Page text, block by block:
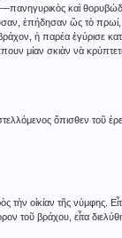
―πανηγυρικὸς καὶ
ἐπήδησαν ὣς τὸ πρωί,
ἡ παρέα ἐγύρισε
μίαν σκιὰν νὰ
ὄπισθεν τοῦ
τὴν οἰκίαν τῆς νύμφης.
τοῦ βράχου, εἶτα